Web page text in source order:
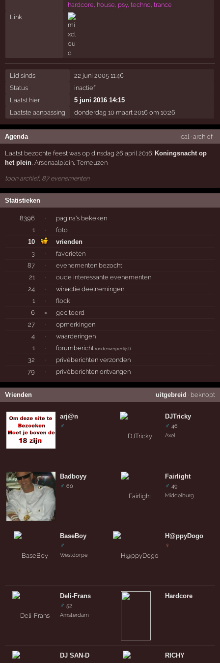
hardcore, house, psy, techno, trance
Link
Lid sinds
22 juni 2005 11:46
Status
inactief
Laatst hier
5 juni 2016 14:15
Laatste aanpassing
donderdag 10 maart 2016 om 10:26
Agenda ical · archief
Laatst bezochte feest was op dinsdag 26 april 2016: Koningsnacht op
het plein,Arsenaalplein,Terneuzen
toon archief, 87 evenementen
Statistieken
8396 ·
pagina's bekeken
1
·
foto
10
vrienden
3
·
favorieten
87
·
evenementen bezocht
21
·
oude interessante evenementen
24
·
winactie deelnemingen
1
·
flock
6
×
geciteerd
27
·
opmerkingen
4
·
waarderingen
1
· forumbericht(onderwerpenlijst)
32 ·
privéberichten verzonden
79
· privéberichten ontvangen
Vrienden uitgebreid · beknopt
arj@n
♂
Badboyy
♂ 60
BaseBoy
♂
Westdorpe
Deli-Frans
♂ 52
Amsterdam
DJ SAN-D
DJTricky
♂ 46
Axel
Fairlight
♂ 49
Middelburg
H@ppyDogo
♀
Hardcore
RICHY